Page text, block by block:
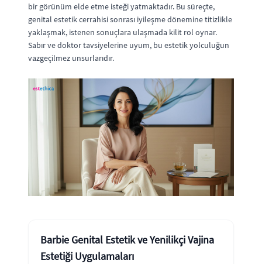
bir görünüm elde etme isteği yatmaktadır. Bu süreçte,
genital estetik cerrahisi sonrası iyileşme dönemine titizlikle
yaklaşmak, istenen sonuçlara ulaşmada kilit rol oynar.
Sabır ve doktor tavsiyelerine uyum, bu estetik yolculuğun
vazgeçilmez unsurlarıdır.
Barbie Genital Estetik ve Yenilikçi Vajina
Estetiği Uygulamaları